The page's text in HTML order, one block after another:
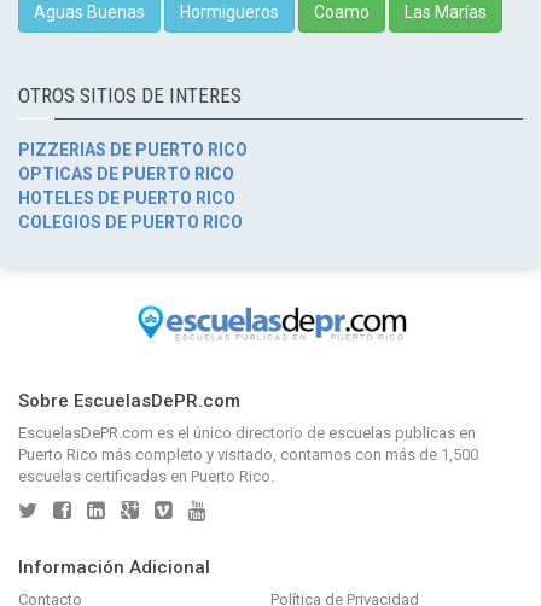
Aguas Buenas Hormigueros Coamo Las Marías
OTROS SITIOS DE INTERES
PIZZERIAS DE PUERTO RICO
OPTICAS DE PUERTO RICO
HOTELES DE PUERTO RICO
COLEGIOS DE PUERTO RICO
Sobre EscuelasDePR.com
EscuelasDePR.com es el único directorio de escuelas publicas en
Puerto Rico más completo y visitado, contamos con más de 1,500
escuelas certificadas en Puerto Rico.
Información Adicional
Contacto Política de Privacidad